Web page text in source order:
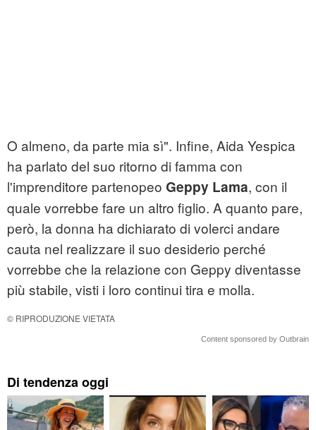
O almeno, da parte mia sì". Infine, Aida Yespica
ha parlato del suo ritorno di famma con
l'imprenditore partenopeo Geppy Lama, con il
quale vorrebbe fare un altro figlio. A quanto pare,
però, la donna ha dichiarato di volerci andare
cauta nel realizzare il suo desiderio perché
vorrebbe che la relazione con Geppy diventasse
più stabile, visti i loro continui tira e molla.
© RIPRODUZIONE VIETATA
Content sponsored by Outbrain
Di tendenza oggi